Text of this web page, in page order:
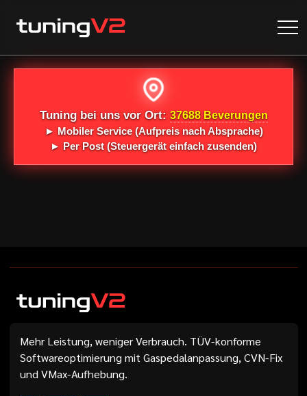
Tuning bei uns vor Ort: 37688 Beverungen
► Mobiler Service(Aufpreis nach Absprache)
►Per Post(Steuergerät einfach zusenden)
Mehr Leistung, weniger Verbrauch. TÜV-konforme
Softwareoptimierung mit Gaspedalanpassung, CVN-Fix
und VMax-Aufhebung.